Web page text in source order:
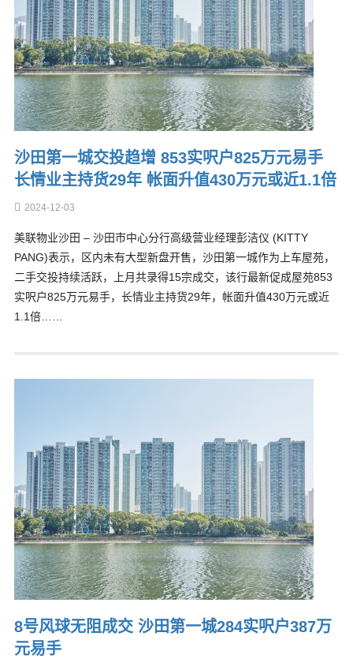
沙田第一城交投趋增 853实呎户825万元易手
长情业主持货29年 帐面升值430万元或近1.1倍
2024-12-03
美联物业沙田 – 沙田市中心分行高级营业经理彭洁仪 (KITTY
PANG)表示，区内未有大型新盘开售，沙田第一城作为上车屋苑，
二手交投持续活跃，上月共录得15宗成交，该行最新促成屋苑853
实呎户825万元易手，长情业主持货29年，帐面升值430万元或近
1.1倍……
8号风球无阻成交 沙田第一城284实呎户387万
元易手